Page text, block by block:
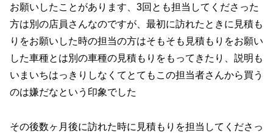
お願いしたことがあります、3回とも担当してくださった
方は別の店員さんなのですが、最初に訪れたときに見積も
りをお願いした時の担当の方はそもそも見積もりをお願い
した車種とは別の車種の見積もりをもってきたり、説明も
いまいちはっきりしなくてとてもこの担当者さんから買う
のは嫌だなという印象でした
その後数ヶ月後に訪れた時に見積もりを担当してくださっ